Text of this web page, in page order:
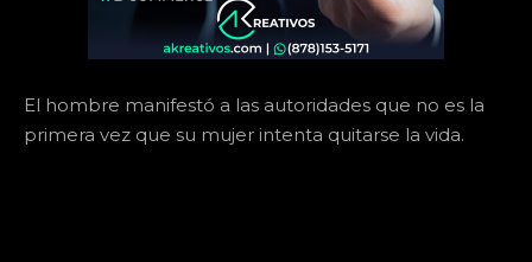
El hombre manifestó a las autoridades que no es la
primera vez que su mujer intenta quitarse la vida.